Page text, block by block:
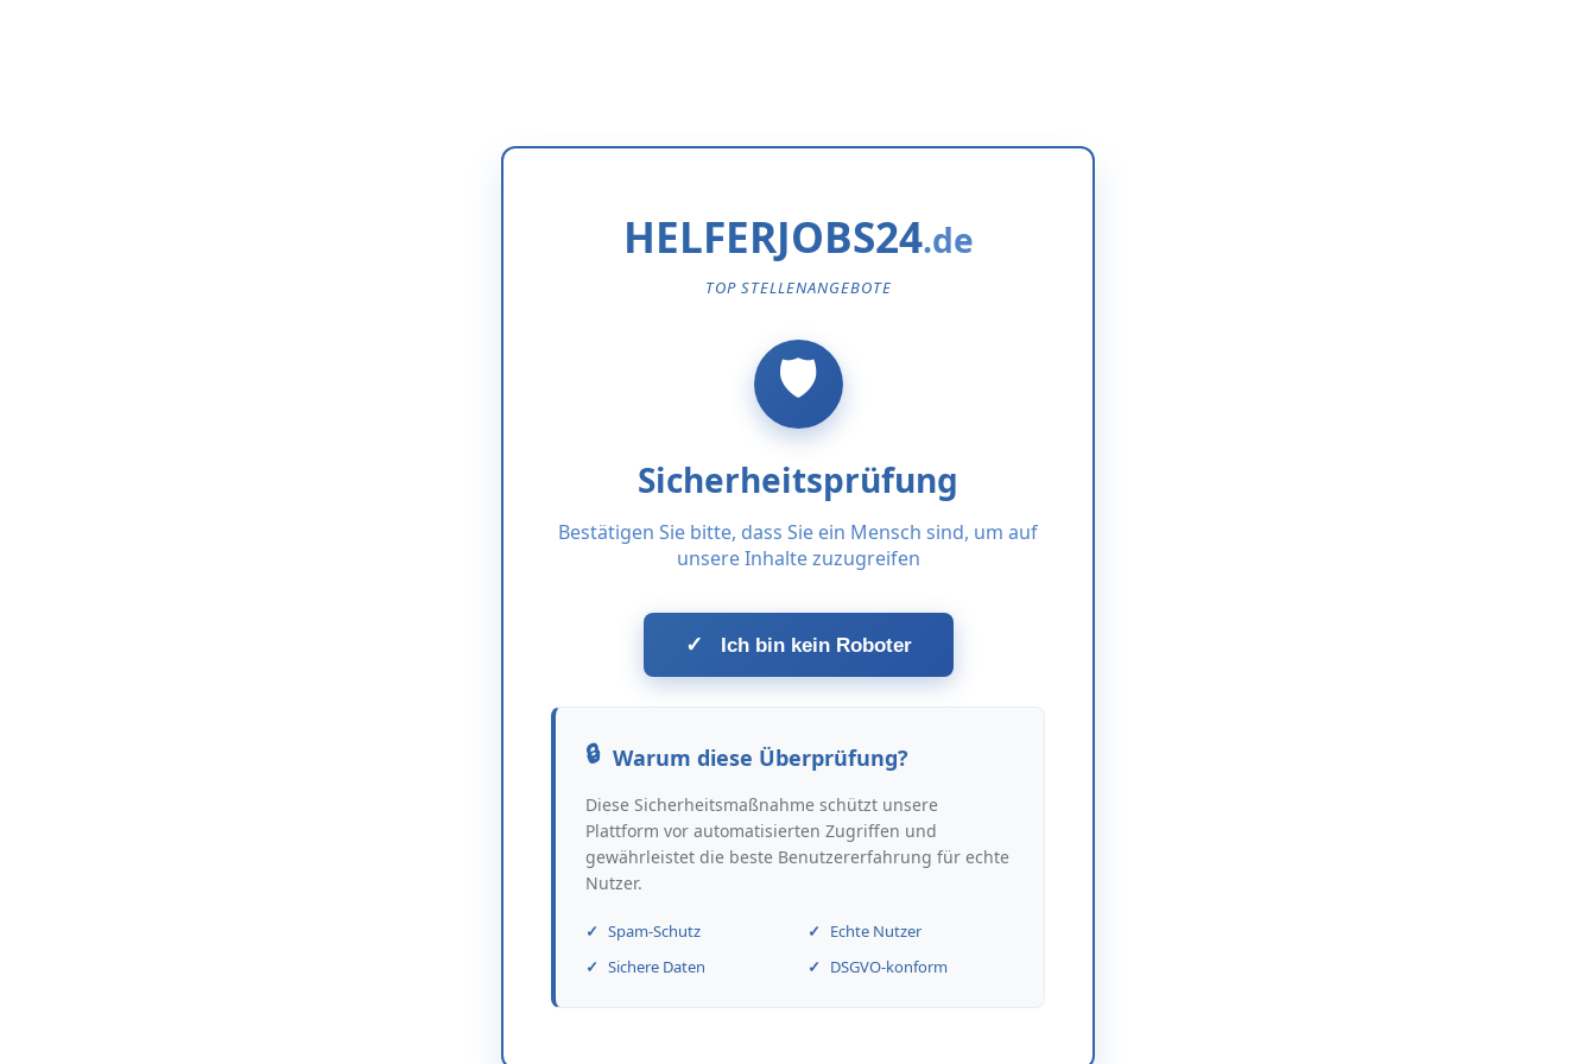
HELFERJOBS24
TOP STELLENANGEBOTE
Sicherheitsprüfung
Bestätigen Sie bitte, dass Sie ein Mensch sind, um auf
unsere Inhalte zuzugreifen
✓ Ich bin kein Roboter
Warum diese Überprüfung?
Diese Sicherheitsmaßnahme schützt unsere
Plattform vor automatisierten Zugriffen und
gewährleistet die beste Benutzererfahrung für echte
Nutzer.
Spam-Schutz
Echte Nutzer
Sichere Daten
DSGVO-konform